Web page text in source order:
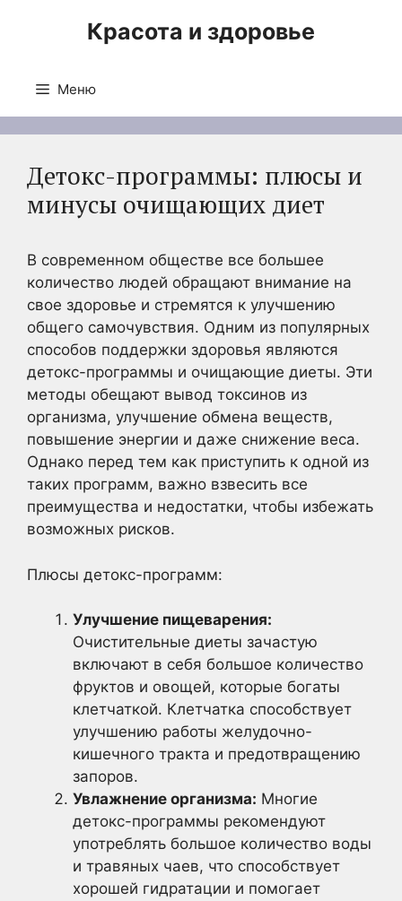
Красота и здоровье
Меню
Детокс-программы: плюсы и
минусы очищающих диет
В современном обществе все большее
количество людей обращают внимание на
свое здоровье и стремятся к улучшению
общего самочувствия. Одним из популярных
способов поддержки здоровья являются
детокс-программы и очищающие диеты. Эти
методы обещают вывод токсинов из
организма, улучшение обмена веществ,
повышение энергии и даже снижение веса.
Однако перед тем как приступить к одной из
таких программ, важно взвесить все
преимущества и недостатки, чтобы избежать
возможных рисков.
Плюсы детокс-программ:
Улучшение пищеварения:
Очистительные диеты зачастую
включают в себя большое количество
фруктов и овощей, которые богаты
клетчаткой. Клетчатка способствует
улучшению работы желудочно-
кишечного тракта и предотвращению
запоров.
Увлажнение организма: Многие
детокс-программы рекомендуют
употреблять большое количество воды
и травяных чаев, что способствует
хорошей гидратации и помогает